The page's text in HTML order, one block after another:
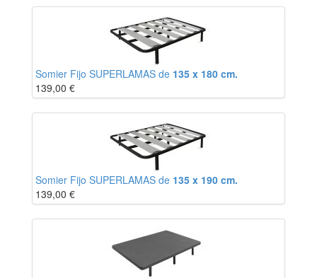
Somier Fijo SUPERLAMAS de 135 x 180 cm.
139,00 €
Somier Fijo SUPERLAMAS de 135 x 190 cm.
139,00 €